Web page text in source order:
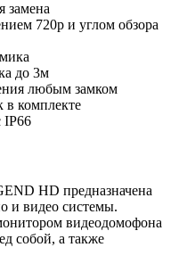
замена
720p и углом обзора
до 3м
любым замком
в комплекте
IP66
HD предназначена
и видео системы.
видеодомофона
собой, а также